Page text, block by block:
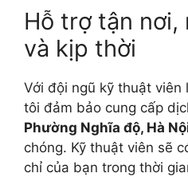
Hỗ trợ tận nơi,
và kịp thời
Với đội ngũ kỹ thuật viên
tôi đảm bảo cung cấp
Phường Nghĩa độ, Hà
chóng. Kỹ thuật viên sẽ
chỉ của bạn trong thời